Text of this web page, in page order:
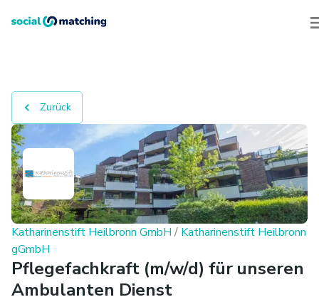
Zurück
Katharinenstift Heilbronn GmbH / Katharinenstift Heilbronn
gGmbH
Pflegefachkraft (m/w/d) für unseren
Ambulanten Dienst